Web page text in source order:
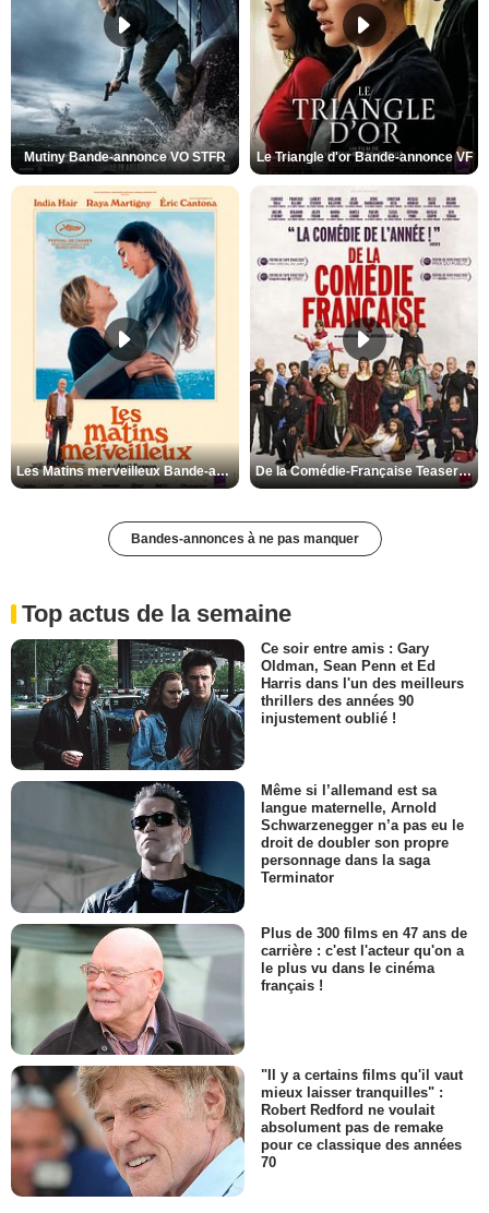
Mutiny Bande-annonce VO STFR Le Triangle d'or Bande-annonce VF
Les Matins merveilleux Bande-annonce VF De la Comédie-Française Teaser VF
Bandes-annonces à ne pas manquer
Top actus de la semaine
Ce soir entre amis : Gary
Oldman, Sean Penn et Ed
Harris dans l'un des meilleurs
thrillers des années 90
injustement oublié !
Même si l’allemand est sa
langue maternelle, Arnold
Schwarzenegger n’a pas eu le
droit de doubler son propre
personnage dans la saga
Terminator
Plus de 300 films en 47 ans de
carrière : c'est l'acteur qu'on a
le plus vu dans le cinéma
français !
"Il y a certains films qu'il vaut
mieux laisser tranquilles" :
Robert Redford ne voulait
absolument pas de remake
pour ce classique des années
70